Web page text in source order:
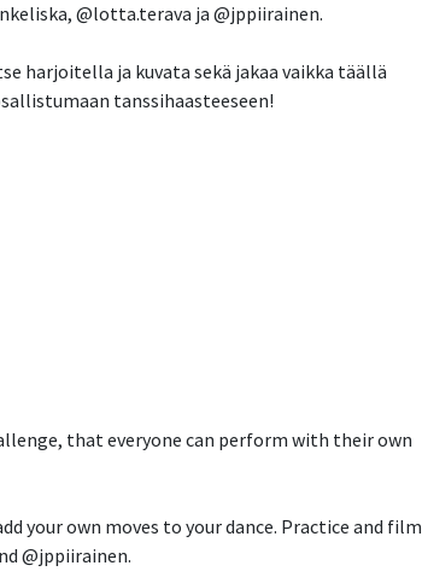
@lotta.terava ja @jppiirainen.
harjoitella ja kuvata sekä jakaa vaikka täällä
tanssihaasteeseen!
that everyone can perform with their own
your own moves to your dance. Practice and film
@jppiirainen.